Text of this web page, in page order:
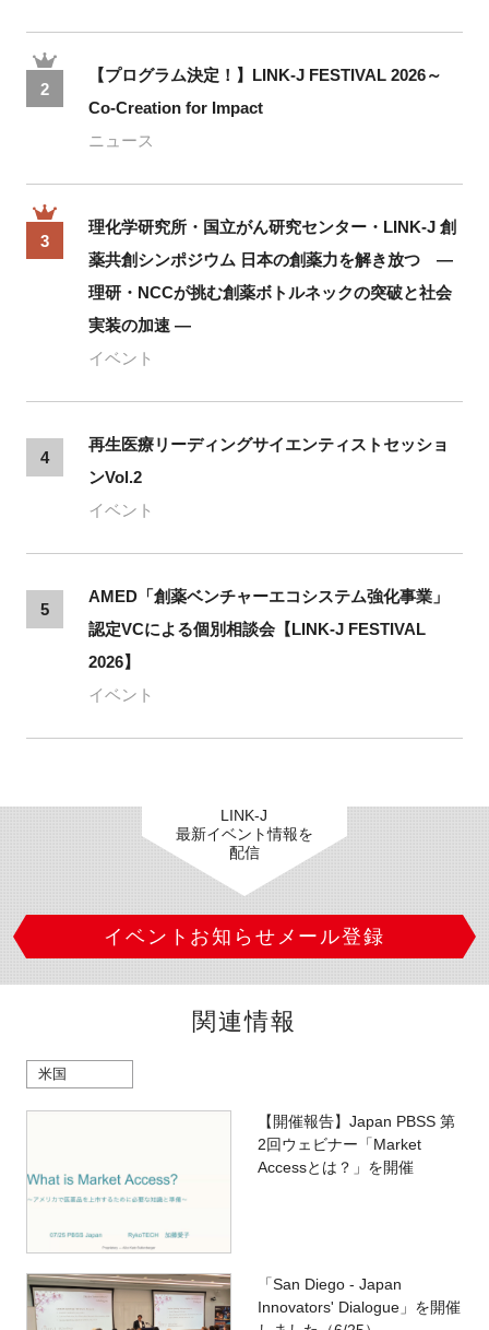
2
【プログラム決定！】LINK-J FESTIVAL 2026～
Co-Creation for Impact
ニュース
3
理化学研究所・国立がん研究センター・LINK-J 創
薬共創シンポジウム 日本の創薬力を解き放つ ―
理研・NCCが挑む創薬ボトルネックの突破と社会
実装の加速 ―
イベント
4
再生医療リーディングサイエンティストセッショ
ンVol.2
イベント
5
AMED「創薬ベンチャーエコシステム強化事業」
認定VCによる個別相談会【LINK-J FESTIVAL
2026】
イベント
LINK-J
最新イベント情報を
配信
イベントお知らせメール登録
関連情報
米国
【開催報告】Japan PBSS 第
2回ウェビナー「Market
Accessとは？」を開催
「San Diego - Japan
Innovators' Dialogue」を開催